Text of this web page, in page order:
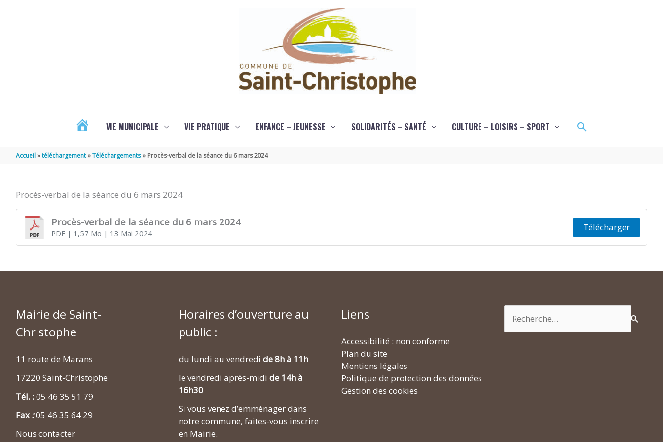
VIE MUNICIPALE VIE PRATIQUE ENFANCE – JEUNESSE SOLIDARITÉS – SANTÉ CULTURE – LOISIRS – SPORT Rechercher
Accueil téléchargement Téléchargements Procès-verbal de la séance du 6 mars 2024
Procès-verbal de la séance du 6 mars 2024
Procès-verbal de la séance du 6 mars 2024
PDF| 1,57 Mo | 13 Mai 2024
Télécharger
Mairie de Saint-
Christophe
11 route de Marans
17220 Saint-Christophe
Tél. :05 46 35 51 79
Fax :05 46 35 64 29
Nous contacter
Horaires d’ouverture au
public :
du lundi au vendredi de 8h à 11h
le vendredi après-midi de 14h à
16h30
Si vous venez d’emménager dans
notre commune, faites-vous inscrire
en Mairie.
Liens
Accessibilité : non conforme
Plan du site
Mentions légales
Politique de protection des données
Gestion des cookies